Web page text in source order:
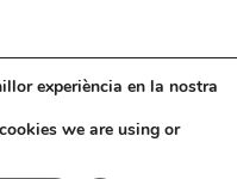
experiència en la nostra
we are using or